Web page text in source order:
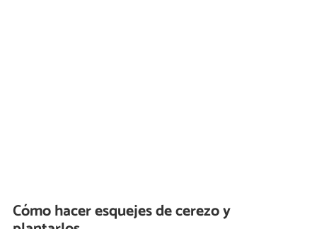
Cómo hacer esquejes de cerezo y